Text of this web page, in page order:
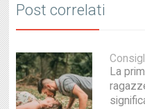
Post correlati
La